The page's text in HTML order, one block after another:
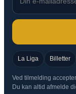
La Liga Billetter
Ved tilmelding
Du kan altid afmelde